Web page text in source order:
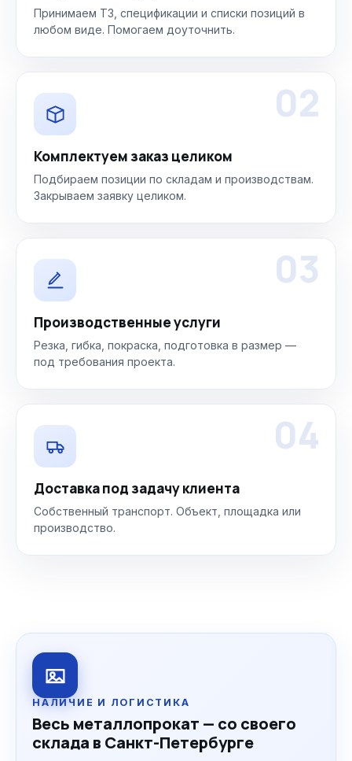
Принимаем ТЗ, спецификации и списки позиций в
любом виде. Помогаем доуточнить.
02
Комплектуем заказ целиком
Подбираем позиции по складам и производствам.
Закрываем заявку целиком.
03
Производственные услуги
Резка, гибка, покраска, подготовка в размер —
под требования проекта.
04
Доставка под задачу клиента
Собственный транспорт. Объект, площадка или
производство.
НАЛИЧИЕ И ЛОГИСТИКА
Весь металлопрокат — со своего
склада в Санкт-Петербурге